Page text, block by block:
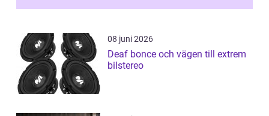
08 juni 2026
Deaf bonce och vägen till extrem
bilstereo